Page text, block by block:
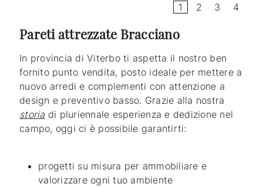
1 2 3 4
Pareti attrezzate Bracciano
In provincia di Viterbo ti aspetta il nostro ben
fornito punto vendita, posto ideale per mettere a
nuovo arredi e complementi con attenzione a
design e preventivo basso. Grazie alla nostra
storiadi pluriennale esperienza e dedizione nel
campo, oggi ci è possibile garantirti:
progetti su misura per ammobiliare e
valorizzare ogni tuo ambiente